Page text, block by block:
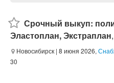
Срочный выкуп:
Эластоплан, Экстраплан,
Новосибирск | 8 июня 2026,
30